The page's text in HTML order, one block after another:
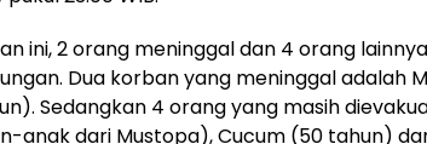
ini, 2 orang meninggal dan 4 orang
Dua korban yang meninggal adalah
Sedangkan 4 orang yang masih
anak dari Mustopa), Cucum (50 tahun)